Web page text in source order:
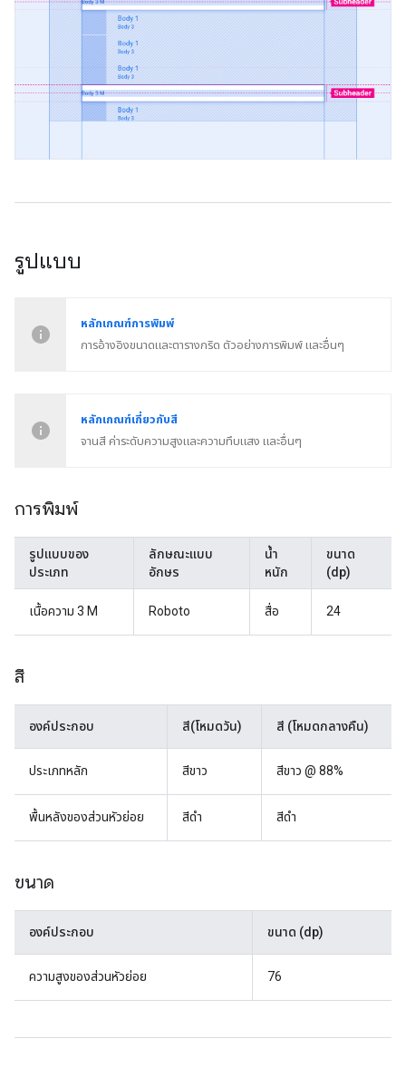
รูปแบบ
หลักเกณฑ์การพิมพ์
การอ้างอิงขนาดและตารางกริด ตัวอย่างการพิมพ์ และอื่นๆ
หลักเกณฑ์เกี่ยวกับสี
จานสี ค่าระดับความสูงและความทึบแสง และอื่นๆ
การพิมพ์
รูปแบบของ
ประเภท
ลักษณะแบบ
อักษร
น้ำ
หนัก
ขนาด
(dp)
เนื้อความ 3 M Roboto สื่อ 24
สี
องค์ประกอบ สี(โหมดวัน) สี (โหมดกลางคืน)
ประเภทหลัก สีขาว สีขาว @ 88%
พื้นหลังของส่วนหัวย่อย สีดำ สีดำ
ขนาด
องค์ประกอบ ขนาด (dp)
ความสูงของส่วนหัวย่อย 76